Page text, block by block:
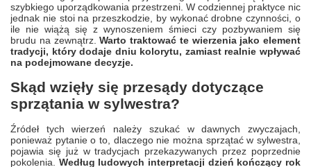
szybkiego uporządkowania przestrzeni. W codziennej praktyce nic
jednak nie stoi na przeszkodzie, by wykonać drobne czynności, o
ile nie wiążą się z wynoszeniem śmieci czy pozbywaniem się
brudu na zewnątrz.Warto traktować te wierzenia jako element
tradycji, który dodaje dniu kolorytu, zamiast realnie wpływać
na podejmowane decyzje.
Skąd wzięły się przesądy dotyczące
sprzątania w sylwestra?
Źródeł tych wierzeń należy szukać w dawnych zwyczajach,
ponieważ pytanie o to, dlaczego nie można sprzątać w sylwestra,
pojawia się już w tradycjach przekazywanych przez poprzednie
pokolenia. Według ludowych interpretacji dzień kończący rok